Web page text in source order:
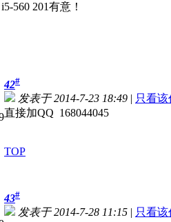
560 201有意！
42#
发表于 2014-7-23 18:49 | 只看该
直接加QQ 168044045
TOP
43#
发表于 2014-7-28 11:15 | 只看该